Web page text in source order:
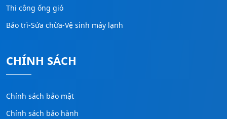
Thi công ống gió
Bảo trì-Sửa chữa-Vệ sinh máy lạnh
CHÍNH SÁCH
Chính sách bảo mật
Chính sách bảo hành